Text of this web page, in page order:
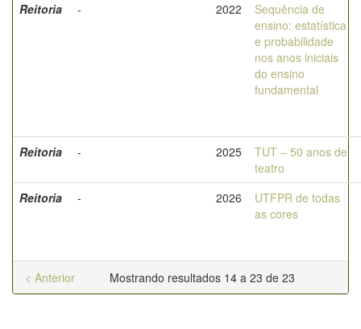
Reitoria
- 2022
Sequência de
ensino: estatística
e probabilidade
nos anos iniciais
do ensino
fundamental
Reitoria - 2025
TUT – 50 anos de
teatro
Reitoria
- 2026
UTFPR de todas
as cores
Mostrando resultados 14 a 23 de 23
< Anterior